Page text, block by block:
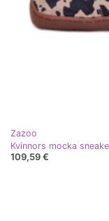
Zazoo
Kvinnors mocka
109,59 €